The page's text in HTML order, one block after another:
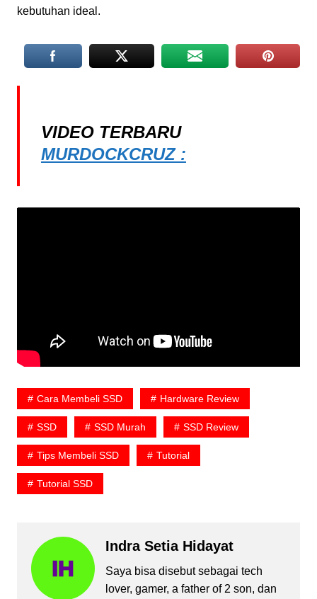
kebutuhan ideal.
VIDEO TERBARU
MURDOCKCRUZ :
Cara Membeli SSD Hardware Review
SSD SSD Murah SSD Review
Tips Membeli SSD Tutorial
Tutorial SSD
Indra Setia Hidayat
Saya bisa disebut sebagai tech
lover, gamer, a father of 2 son, dan